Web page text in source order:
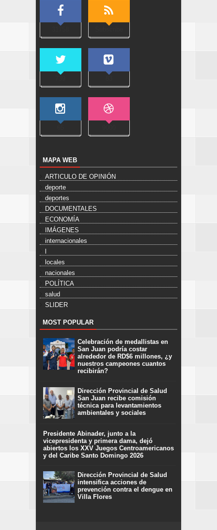
MAPA WEB
ARTICULO DE OPINIÓN
deporte
deportes
DOCUMENTALES
ECONOMÍA
IMÁGENES
internacionales
locales
nacionales
POLÍTICA
salud
SLIDER
MOST POPULAR
Celebración de medallistas en
San Juan podría costar
alrededor de RD$6 millones, ¿y
nuestros campeones cuantos
recibirán?
Dirección Provincial de Salud
San Juan recibe comisión
técnica para levantamientos
ambientales y sociales
Presidente Abinader, junto a la
vicepresidenta y primera dama, dejó
abiertos los XXV Juegos Centroamericanos
y del Caribe Santo Domingo 2026
Dirección Provincial de Salud
intensifica acciones de
prevención contra el dengue en
Villa Flores